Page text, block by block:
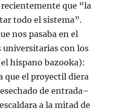
que “la
todo el sistema”.
nos pasaba en el
universitarias con los
hispano bazooka):
que el proyectil diera
de entrada–
a la mitad de